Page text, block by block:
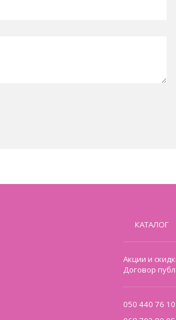
КАТАЛОГ
Акции и
Договор
050 440 76 10